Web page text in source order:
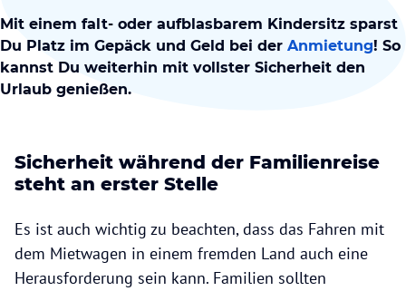
Mit einem falt- oder aufblasbarem Kindersitz sparst
Du Platz im Gepäck und Geld bei der Anmietung! So
kannst Du weiterhin mit vollster Sicherheit den
Urlaub genießen.
Sicherheit während der Familienreise
steht an erster Stelle
Es ist auch wichtig zu beachten, dass das Fahren mit
dem Mietwagen in einem fremden Land auch eine
Herausforderung sein kann. Familien sollten